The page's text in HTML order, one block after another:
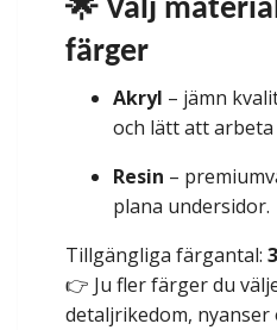
🌟 Välj
färger
Akryl – jämn
och lätt att arbeta
Resin –
plana undersidor.
Tillgängliga färgantal:
👉 Ju fler färger du
detaljrikedom,